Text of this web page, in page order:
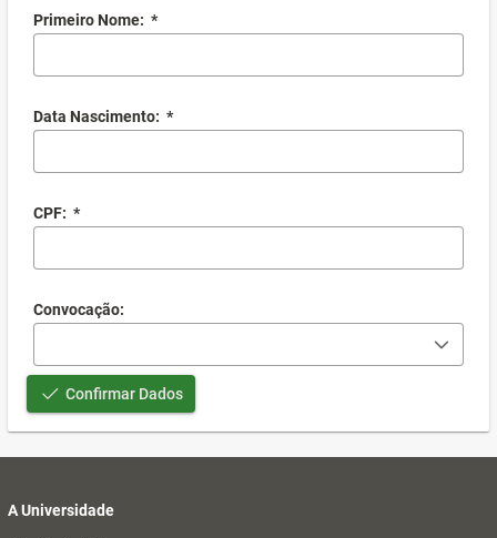
Primeiro Nome: *
Data Nascimento: *
CPF: *
Convocação:
Confirmar Dados
A Universidade